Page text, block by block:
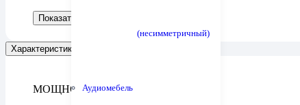
(несимметричный)
Аудиомебель
Показать больше
Характеристики
МОЩНОСТЬ И КОНФИГУРАЦИЯ